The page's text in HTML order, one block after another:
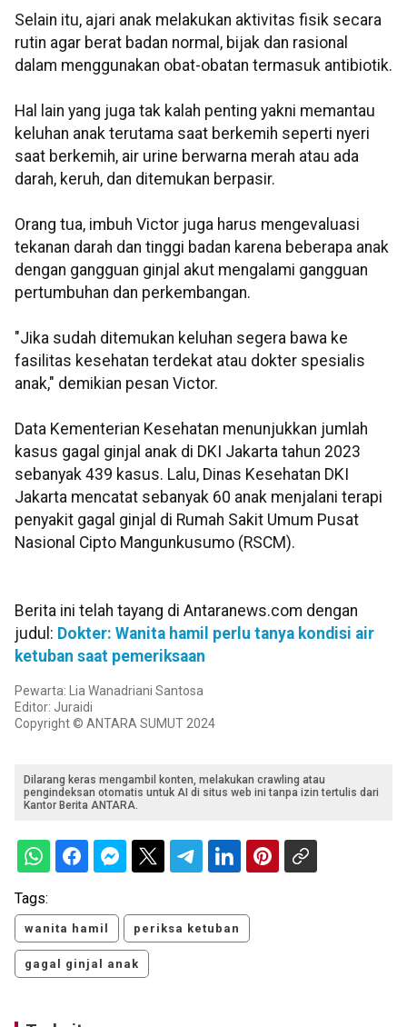
Selain itu, ajari anak melakukan aktivitas fisik secara
rutin agar berat badan normal, bijak dan rasional
dalam menggunakan obat-obatan termasuk antibiotik.
Hal lain yang juga tak kalah penting yakni memantau
keluhan anak terutama saat berkemih seperti nyeri
saat berkemih, air urine berwarna merah atau ada
darah, keruh, dan ditemukan berpasir.
Orang tua, imbuh Victor juga harus mengevaluasi
tekanan darah dan tinggi badan karena beberapa anak
dengan gangguan ginjal akut mengalami gangguan
pertumbuhan dan perkembangan.
"Jika sudah ditemukan keluhan segera bawa ke
fasilitas kesehatan terdekat atau dokter spesialis
anak," demikian pesan Victor.
Data Kementerian Kesehatan menunjukkan jumlah
kasus gagal ginjal anak di DKI Jakarta tahun 2023
sebanyak 439 kasus. Lalu, Dinas Kesehatan DKI
Jakarta mencatat sebanyak 60 anak menjalani terapi
penyakit gagal ginjal di Rumah Sakit Umum Pusat
Nasional Cipto Mangunkusumo (RSCM).
Berita ini telah tayang di Antaranews.com dengan
judul: Dokter: Wanita hamil perlu tanya kondisi air
ketuban saat pemeriksaan
Pewarta: Lia Wanadriani Santosa
Editor: Juraidi
Copyright © ANTARA SUMUT 2024
Dilarang keras mengambil konten, melakukan crawling atau
pengindeksan otomatis untuk AI di situs web ini tanpa izin tertulis dari
Kantor Berita ANTARA.
Tags:
wanita hamil periksa ketuban
gagal ginjal anak